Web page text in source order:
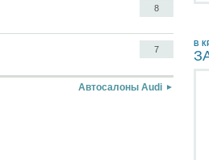
8
7
Автосалоны Audi
В